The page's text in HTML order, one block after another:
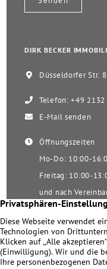
DIRK BECKER
Düsseldorfer Str.
Telefon: +49 2132
E-Mail senden
Öffnungszeiten
Mo-Do: 10:00-
Freitag: 10:00-
und nach
Samstag nach
Unsere
Impressum |